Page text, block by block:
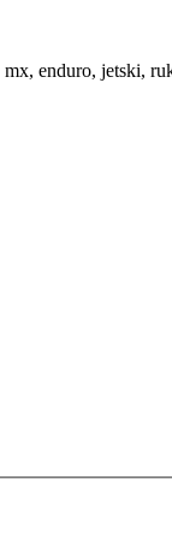
mx, enduro, jetski,